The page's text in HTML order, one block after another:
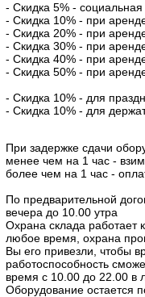
- Скидка 5% -
- Скидка 10% - при
- Скидка 20% - при
- Скидка 30% - при
- Скидка 40% - при
- Скидка 50% - при
- Скидка 10% - для
- Скидка 10% - для
При задержке сдачи
менее чем на 1 час -
более чем на 1 час -
По предварительной
вечера до 10.00 утра
Охрана склада работает
любое время, охрана
Вы его привезли, чтобы
работоспособность
время с 10.00 до 22.00 в
Оборудование остается